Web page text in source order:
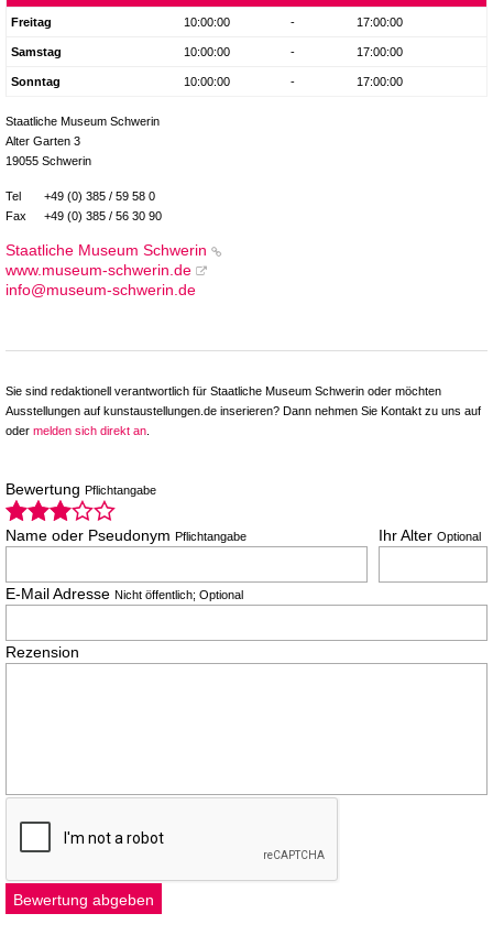
Freitag 10:00:00 - 17:00:00
Samstag 10:00:00 - 17:00:00
Sonntag 10:00:00 - 17:00:00
Staatliche Museum Schwerin
Alter Garten 3
19055 Schwerin
Tel
+49 (0) 385 / 59 58 0
Fax
+49 (0) 385 / 56 30 90
Staatliche Museum Schwerin
www.museum-schwerin.de
info@museum-schwerin.de
Sie sind redaktionell verantwortlich für Staatliche Museum Schwerin oder möchten
Ausstellungen auf kunstaustellungen.de inserieren? Dann nehmen Sie Kontakt zu uns auf
oder melden sich direkt an
Bewertung Pflichtangabe
Name oder Pseudonym Pflichtangabe Ihr Alter Optional
E-Mail Adresse Nicht öffentlich; Optional
Rezension